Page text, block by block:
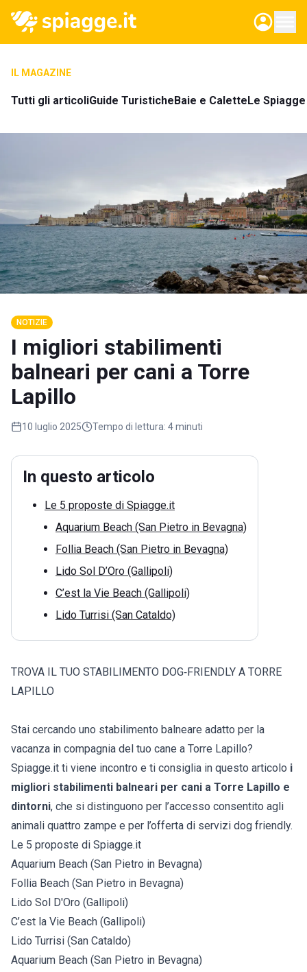
IL MAGAZINE
Tutti gli articoliGuide TuristicheBaie e CaletteLe
NOTIZIE
I migliori stabilimenti
balneari per cani a Torre
Lapillo
10 luglio 2025 Tempo di lettura: 4 minuti
In questo articolo
Le 5 proposte di Spiagge.it
Aquarium Beach (San Pietro in Bevagna)
Follia Beach (San Pietro in Bevagna)
Lido Sol D’Oro (Gallipoli)
C’est la Vie Beach (Gallipoli)
Lido Turrisi (San Cataldo)
TROVA IL TUO STABILIMENTO DOG‑FRIENDLY A TORRE
LAPILLO
Stai cercando uno stabilimento balneare adatto per la
vacanza in compagnia del tuo cane a Torre Lapillo?
Spiagge.it ti viene incontro e ti consiglia in questo articolo i
migliori stabilimenti balneari per cani a Torre Lapillo e
dintorni, che si distinguono per l’accesso consentito agli
animali quattro zampe e per l’offerta di servizi dog friendly.
Le 5 proposte di Spiagge.it
Aquarium Beach (San Pietro in Bevagna)
Follia Beach (San Pietro in Bevagna)
Lido Sol D'Oro (Gallipoli)
C’est la Vie Beach (Gallipoli)
Lido Turrisi (San Cataldo)
Aquarium Beach (San Pietro in Bevagna)